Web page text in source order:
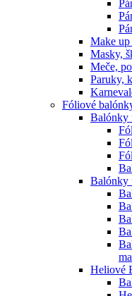
Make
Masky,
Meče,
Paruky,
Fóliové
Balónky
Balónky
Heliové